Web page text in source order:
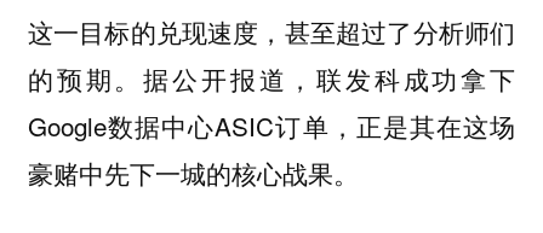
这一目标的兑现速度，甚至超过了分析师们
的预期。据公开报道，联发科成功拿下
Google数据中心ASIC订单，正是其在这场
豪赌中先下一城的核心战果。